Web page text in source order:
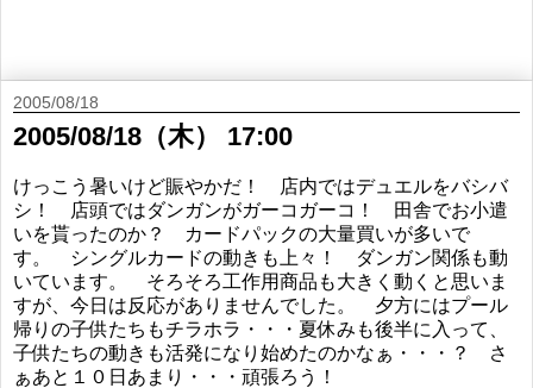
2005/08/18
2005/08/18（木） 17:00
けっこう暑いけど賑やかだ！ 店内ではデュエルをバシバ
シ！ 店頭ではダンガンがガーコガーコ！ 田舎でお小遣
いを貰ったのか？ カードパックの大量買いが多いで
す。 シングルカードの動きも上々！ ダンガン関係も動
いています。 そろそろ工作用商品も大きく動くと思いま
すが、今日は反応がありませんでした。 夕方にはプール
帰りの子供たちもチラホラ・・・夏休みも後半に入って、
子供たちの動きも活発になり始めたのかなぁ・・・？ さ
ぁあと１０日あまり・・・頑張ろう！